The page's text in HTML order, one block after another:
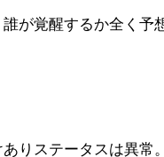
が覚醒するか全く
りステータスは異常。